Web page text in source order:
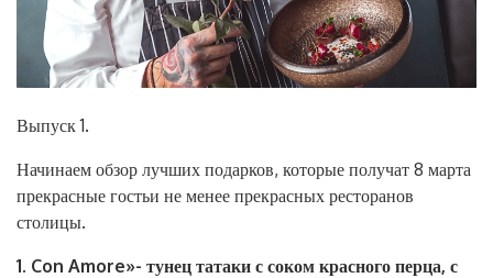
Выпуск 1.
Начинаем обзор лучших подарков, которые получат 8 марта
прекрасные гостьи не менее прекрасных ресторанов
столицы.
1. Con Amore»- тунец татаки с соком красного перца, с